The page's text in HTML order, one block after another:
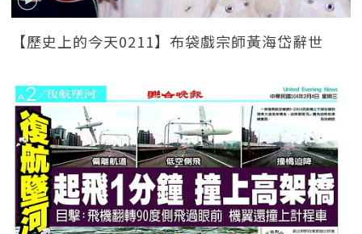
【歷史上的今天0211】布袋戲宗師黃海岱辭世